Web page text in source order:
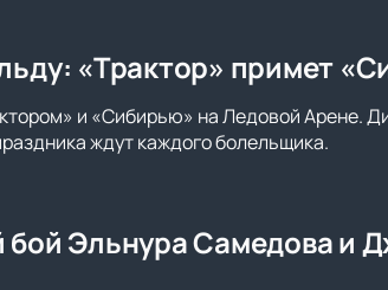
«Трактор» примет
и «Сибирью» на Ледовой Арене.
ждут каждого болельщика.
бой Эльнура Самедова и